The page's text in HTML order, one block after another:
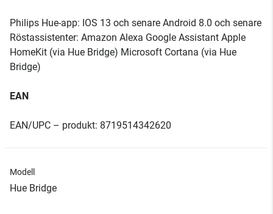
Philips Hue-app: IOS 13 och senare Android 8.0 och senare
Röstassistenter: Amazon Alexa Google Assistant Apple
HomeKit (via Hue Bridge) Microsoft Cortana (via Hue
Bridge)
EAN
EAN/UPC – produkt: 8719514342620
Modell
Hue Bridge